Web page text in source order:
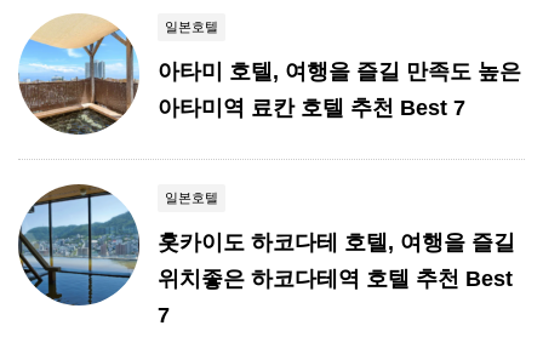
일본호텔
아타미 호텔, 여행을 즐길 만족도 높은
아타미역 료칸 호텔 추천 Best 7
일본호텔
홋카이도 하코다테 호텔, 여행을 즐길
위치좋은 하코다테역 호텔 추천 Best
7